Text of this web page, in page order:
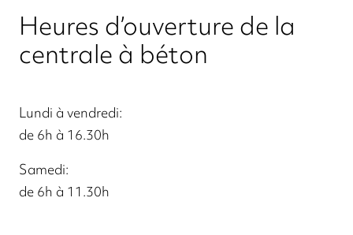
Heures d’ouverture de la
centrale à béton
Lundi à vendredi:
de 6h à 16.30h
Samedi:
de 6h à 11.30h